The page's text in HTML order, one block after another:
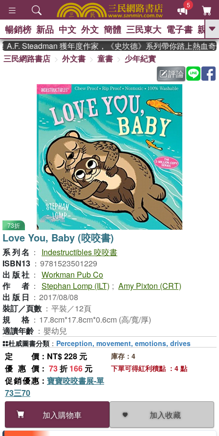
5
GO
熱搜： 東野圭吾 、
父親節 、 如果歷
暑期推薦 、 國際布克
獎 臺灣漫遊錄 、 方念華 、
登輝時代 、 數學女孩：黎曼猜想
偉大的迷走神經
暢銷榜 新品 中文 外文 簡體 三民東大 電子書 親子
Steadman 獲年度作家，《史坎德》系列帶你踏上熱血奇幻
三民網路書店
外文書 童書
少年紀實
評論
73折
Love You, Baby (咬咬書)
系列名 ：
Indestructibles 咬咬書
ISBN13 ： 9781523501229
出版社 ： Workman Pub Co
作者 ： Stephan Lomp (ILT) ; Amy Pixton (CRT)
出版日 ： 2017/08/08
裝訂／頁數 ： 平裝／12頁
規格 ： 17.8cm*17.8cm*0.6cm (高/寬/厚)
適讀年齡 ： 嬰幼兒
定價 ：NT$ 228 元
優惠價 ： 73折166 元
促銷優惠 ： 寶寶咬咬書展-單
73三70
加入購物車
加入收藏
庫存：4
下單可得紅利積點 ：4 點
杜威圖書分類 ： Perception, movement, emotions, drives